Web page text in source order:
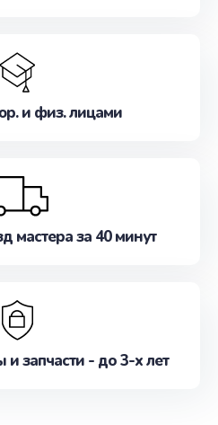
и физ. лицами
мастера за 40 минут
и запчасти - до 3-х лет